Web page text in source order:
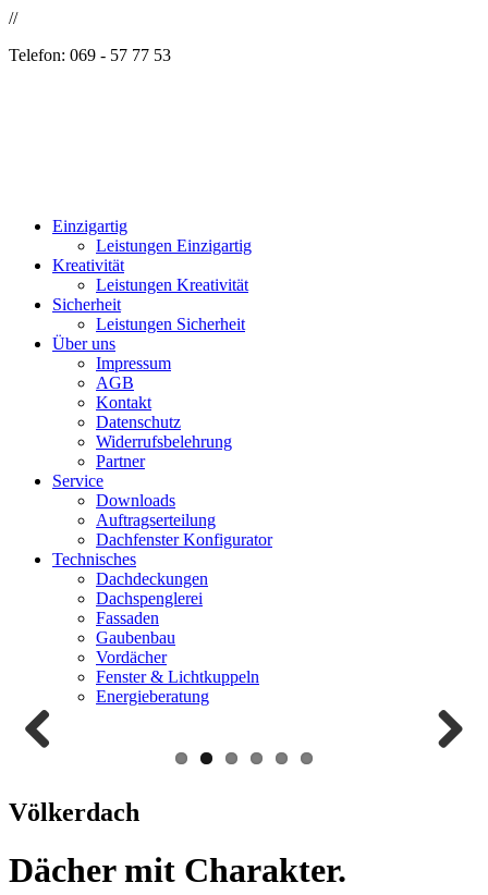
//
Telefon: 069 - 57 77 53
Einzigartig
Leistungen Einzigartig
Kreativität
Leistungen Kreativität
Sicherheit
Leistungen Sicherheit
Über uns
Impressum
AGB
Kontakt
Datenschutz
Widerrufsbelehrung
Partner
Service
Downloads
Auftragserteilung
Dachfenster Konfigurator
Technisches
Dachdeckungen
Dachspenglerei
Fassaden
Gaubenbau
Vordächer
Fenster & Lichtkuppeln
Energieberatung
Völkerdach
Dächer mit Charakter.